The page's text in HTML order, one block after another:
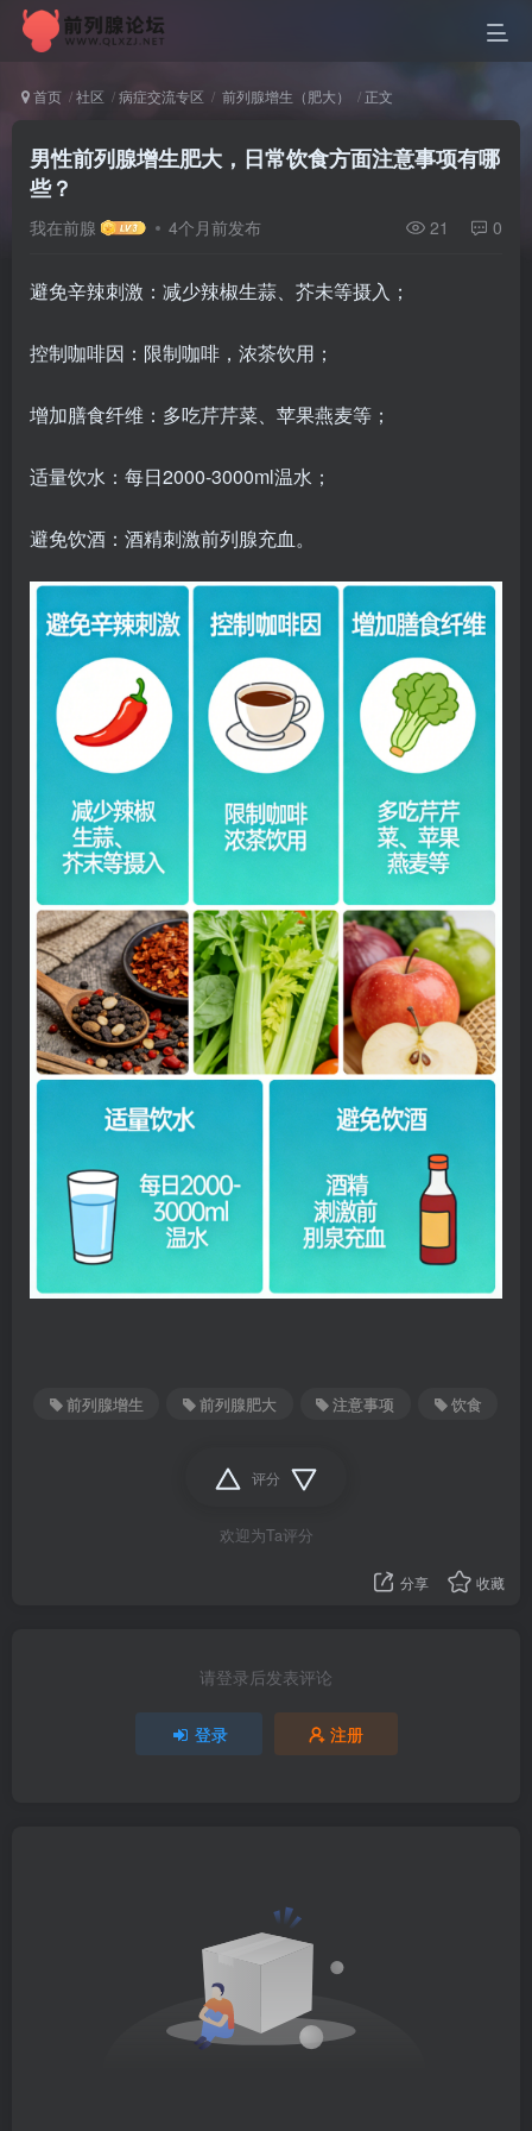
首页 社区 病症交流专区 前列腺增生（肥大） 正文
男性前列腺增生肥大，日常饮食方面注意事项有哪
些？
我在前腺 4个月前发布 21 0
避免辛辣刺激：减少辣椒生蒜、芥未等摄入；
控制咖啡因：限制咖啡，浓茶饮用；
增加膳食纤维：多吃芹芹菜、苹果燕麦等；
适量饮水：每日2000-3000ml温水；
避免饮酒：酒精刺激前列腺充血。
前列腺增生 前列腺肥大 注意事项 饮食
评分
欢迎为Ta评分
分享 收藏
请登录后发表评论
登录 注册